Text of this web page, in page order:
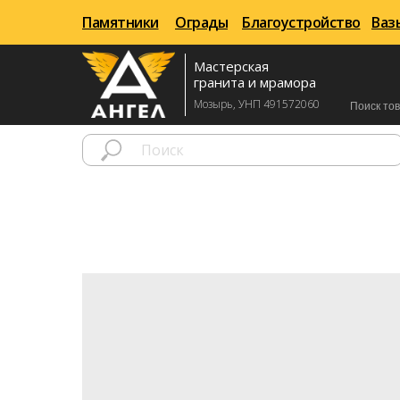
Памятники Ограды Благоустройство
Памятники Ограды Благоустройство
Поиск
Мастерская
гранита и мрамора
Мозырь, УНП 491572060